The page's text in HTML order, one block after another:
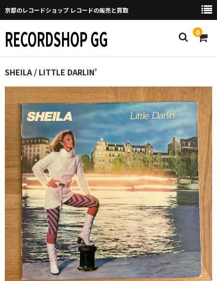
京都のレコードショップ レコードの販売と買取
RECORDSHOP GG 0
Home
マイページ
GGについて
取り置きなどについて
Categories
New Arrivals
新譜
GG RECORD （当店のレーベル）
全商品
JAZZ-US
SHEILA / LITTLE DARLIN’